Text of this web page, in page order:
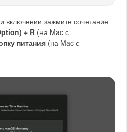
включении зажмите сочетание
+ R (на Mac с
питания (на Mac с